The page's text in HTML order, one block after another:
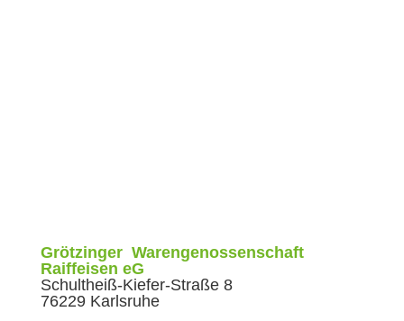
Grötzinger Warengenossenschaft
Raiffeisen eG
Schultheiß-Kiefer-Straße 8
76229 Karlsruhe